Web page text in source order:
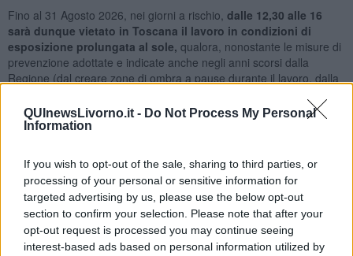
QUInewsLivorno.it - Do Not Process My Personal
Information
If you wish to opt-out of the sale, sharing to third parties, or
processing of your personal or sensitive information for
targeted advertising by us, please use the below opt-out
section to confirm your selection. Please note that after your
opt-out request is processed you may continue seeing
interest-based ads based on personal information utilized by
Fino al 31 Agosto 2026, nei giorni a rischio, dalle 12,30 alle 16
sarà dunque vietato in Toscana il lavoro in condizioni di
esposizione prolungata al sole, qualora, nonostante le misure di
prevenzione adottate e indicate anche negli anni scorsi dalla
Regione (dal creare zone di ombra a pause durante il lavoro, dalla
una corretta idratazione), il pericolo di stress da calore permanga e
comporti pericoli rilevanti per la salute del lavoratore.
responsabilità della scelta cade sul datore di lavoro. Il
divieto vale su tutto il territorio regionale e riguarda l’attività
nel settore agricolo e florovivaistico, nei cantieri edili
all’aperto e nelle cave.